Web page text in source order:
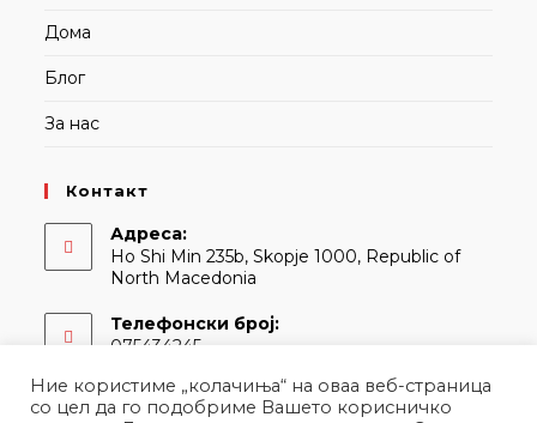
Дома
Блог
За нас
Контакт
Адреса:
Ho Shi Min 235b, Skopje 1000, Republic of
North Macedonia
Телефонски број:
075434245
Е-адреса:
contact@martina.mkOpens
Ние користиме „колачиња“ на оваа веб-страница
со цел да го подобриме Вашето корисничко